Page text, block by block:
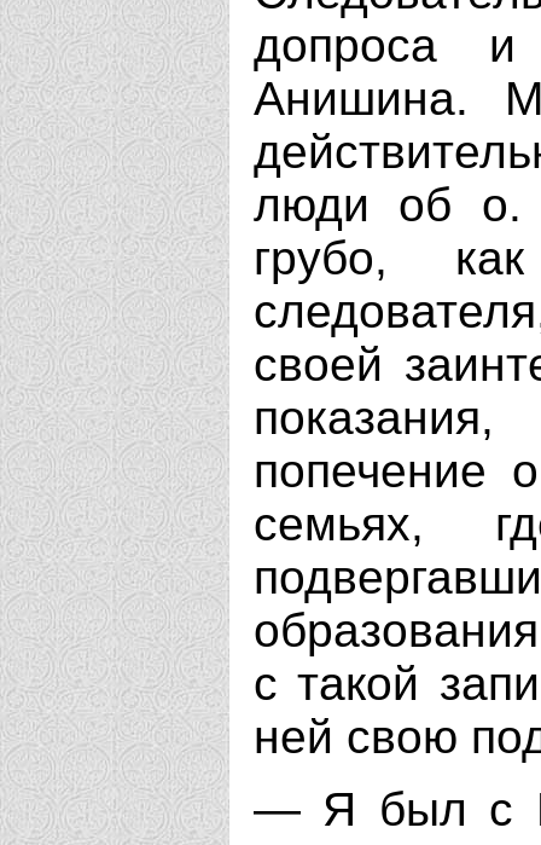
допроса и
Анишина.
люди об о.
грубо,
своей
попечение
семьях,
с такой
ней свою
— Я был с